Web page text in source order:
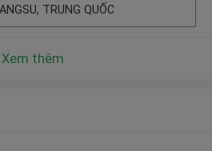
TRUNG QUỐC
Xem thêm